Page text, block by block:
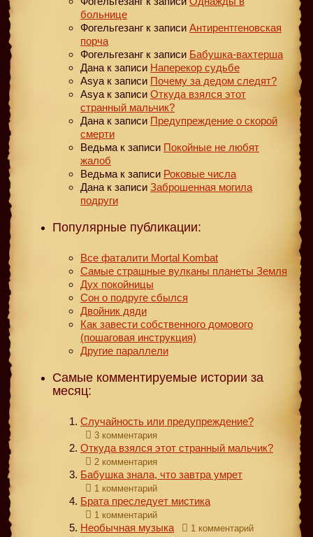
больнице
Фогельгезанг к записи Антирентгеновская
порча
Фогельгезанг к записи Бабушка-вахтерша
Дана к записи Наперекор судьбе
Asya к записи Почему за дедом следят?
Asya к записи Откуда взялся этот
странный мальчик?
Дана к записи Предупреждение о скорой
смерти
Ведьма к записи Покойные не любят
жалоб
Ведьма к записи Роковые числа
Дана к записи Заброшенная могила
подруги
Популярные публикации:
Все фаталити Mortal Kombat
Самые страшные вулканы планеты Земля
Дух покойницы
Сон о подруге сбылся
Двойник дяди
Как завести собственного домового
(пошаговая инструкция)
Другие параллели
Самые комментируемые истории за
месяц:
Случайность или предупреждение?
3 комментария
Откуда взялся этот странный мальчик?
2 комментария
Бабушка знала, что завтра умрет
1 комментарий
Брата преследует мистика
1 комментарий
Необычная музыка 1 комментарий